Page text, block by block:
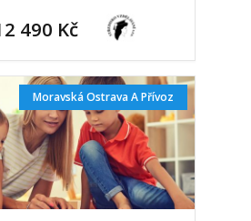
490 Kč
Moravská Ostrava A Přívoz